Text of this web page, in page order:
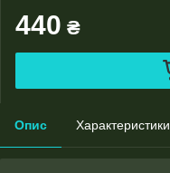
440 ₴
Опис Характеристики